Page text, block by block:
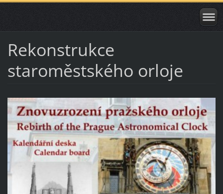
Rekonstrukce
staroměstského orloje